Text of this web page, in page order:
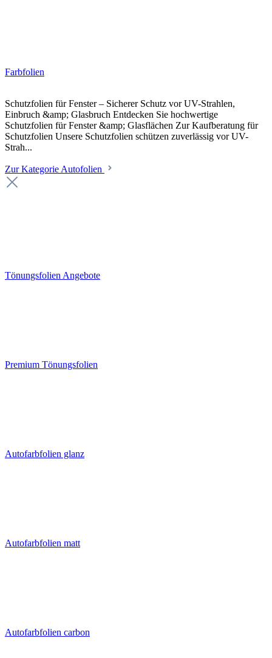
Farbfolien
Schutzfolien für Fenster – Sicherer Schutz vor UV-Strahlen,
Einbruch &amp; Glasbruch Entdecken Sie hochwertige
Schutzfolien für Fenster &amp; Glasflächen Zur Kaufberatung für
Schutzfolien Unsere Schutzfolien schützen zuverlässig vor UV-
Strah...
Zur Kategorie Autofolien
Tönungsfolien Angebote
Premium Tönungsfolien
Autofarbfolien glanz
Autofarbfolien matt
Autofarbfolien carbon